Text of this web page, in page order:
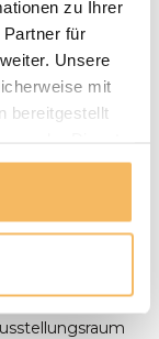
zu Ihrer
für
Unsere
mit
bereitgestellt
und liefert die
Wir werden
vereinbaren
Fahrer
Tisches
Hilfe
geliefert. Sie
in bar